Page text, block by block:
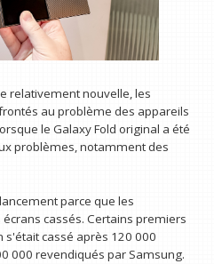
relativement nouvelle, les
au problème des appareils
le Galaxy Fold original a été
problèmes, notamment des
parce que les
cassés. Certains premiers
cassé après 120 000
000 revendiqués par Samsung.